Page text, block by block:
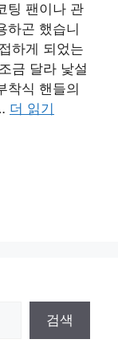
팅 팬이나 관
하곤 했습니
하게 되었는
금 달라 낯설
착식 핸들의
더 읽기
검색